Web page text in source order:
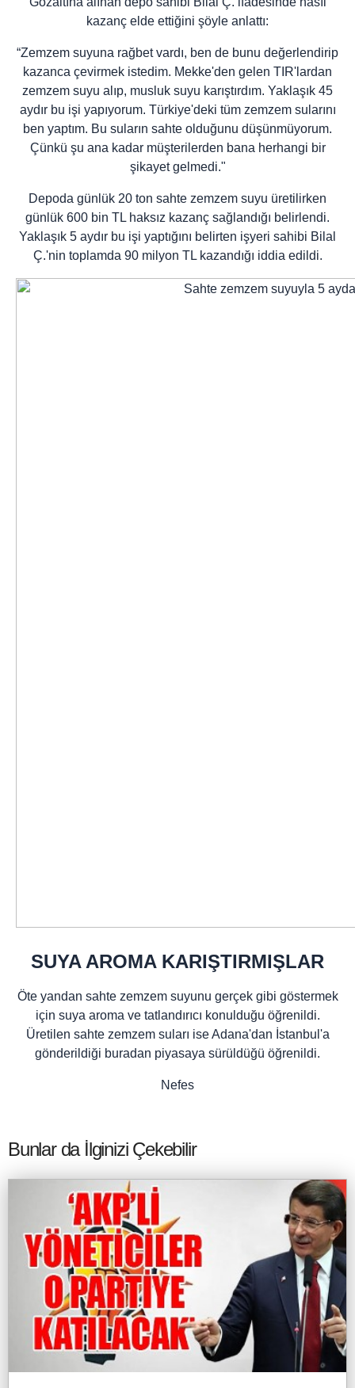
kazanç elde ettiğini şöyle anlattı:
“Zemzem suyuna rağbet vardı, ben de bunu değerlendirip
kazanca çevirmek istedim. Mekke'den gelen TIR'lardan
zemzem suyu alıp, musluk suyu karıştırdım. Yaklaşık 45
aydır bu işi yapıyorum. Türkiye'deki tüm zemzem sularını
ben yaptım. Bu suların sahte olduğunu düşünmüyorum.
Çünkü şu ana kadar müşterilerden bana herhangi bir
şikayet gelmedi."
Depoda günlük 20 ton sahte zemzem suyu üretilirken
günlük 600 bin TL haksız kazanç sağlandığı belirlendi.
Yaklaşık 5 aydır bu işi yaptığını belirten işyeri sahibi Bilal
Ç.'nin toplamda 90 milyon TL kazandığı iddia edildi.
SUYA AROMA KARIŞTIRMIŞLAR
Öte yandan sahte zemzem suyunu gerçek gibi göstermek
için suya aroma ve tatlandırıcı konulduğu öğrenildi.
Üretilen sahte zemzem suları ise Adana'dan İstanbul'a
gönderildiği buradan piyasaya sürüldüğü öğrenildi.
Nefes
Bunlar da İlginizi Çekebilir